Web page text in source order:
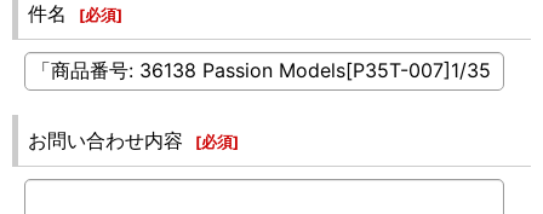
件名 [必須]
お問い合わせ内容 [必須]